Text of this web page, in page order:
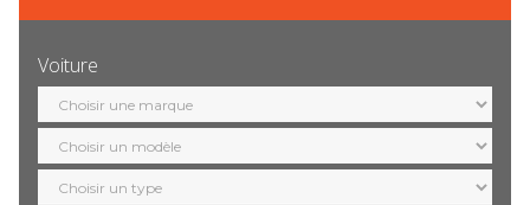
Voiture
Sélection
marque
Sélection
modèle
Sélection
motorisation